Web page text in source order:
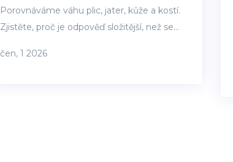
Porovnáváme váhu plic, jater, kůže a kostí.
Zjistěte, proč je odpověď složitější, než se
hmotnosti.
čen, 1 2026